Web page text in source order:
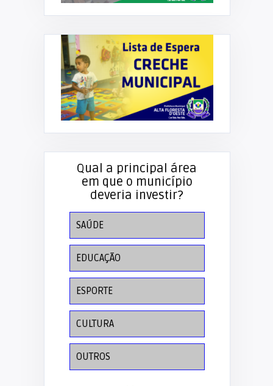
Qual a principal área
em que o município
deveria investir?
SAÚDE
EDUCAÇÃO
ESPORTE
CULTURA
OUTROS